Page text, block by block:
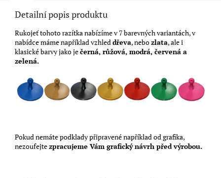
Detailní popis produktu
Rukojeť tohoto razítka nabízíme v 7 barevných variantách, v
nabídce máme například vzhleddřeva, nebozlata, ale i
klasické barvy jako ječerná, růžová, modrá, červená a
zelená.
Pokud nemáte podklady připravené například od grafika,
nezoufejtezpracujeme Vám grafický návrh před výrobou.